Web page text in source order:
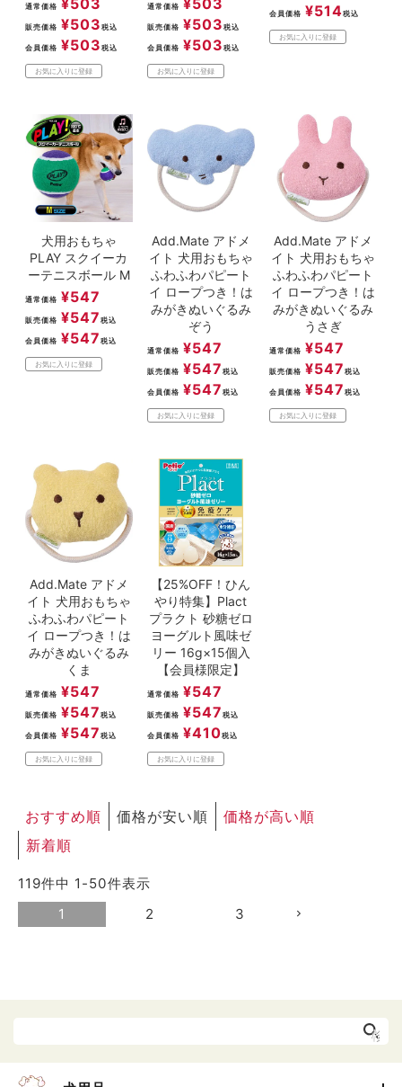
通常価格 ¥503
販売価格 ¥503 税込
会員価格 ¥503 税込
お気に入りに登録
通常価格 ¥503
販売価格 ¥503 税込
会員価格 ¥503 税込
お気に入りに登録
会員価格 ¥514税込
お気に入りに登録
犬用おもちゃ
PLAY スクイーカ
ーテニスボール M
通常価格 ¥547
販売価格 ¥547 税込
会員価格 ¥547 税込
お気に入りに登録
Add.Mate アドメ
イト 犬用おもちゃ
ふわふわパピート
イ ロープつき！は
みがきぬいぐるみ
ぞう
通常価格 ¥547
販売価格 ¥547 税込
会員価格 ¥547 税込
お気に入りに登録
Add.Mate アドメ
イト 犬用おもちゃ
ふわふわパピート
イ ロープつき！は
みがきぬいぐるみ
うさぎ
通常価格 ¥547
販売価格 ¥547 税込
会員価格 ¥547 税込
お気に入りに登録
Add.Mate アドメ
イト 犬用おもちゃ
ふわふわパピート
イ ロープつき！は
みがきぬいぐるみ
くま
通常価格 ¥547
販売価格 ¥547 税込
会員価格 ¥547 税込
お気に入りに登録
【25%OFF！ひん
やり特集】Plact
プラクト 砂糖ゼロ
ヨーグルト風味ゼ
リー 16g×15個入
【会員様限定】
通常価格 ¥547
販売価格 ¥547 税込
会員価格 ¥410税込
お気に入りに登録
おすすめ順 価格が安い順
価格が高い順
新着順
119件中 1 -50件表示
1
2 3